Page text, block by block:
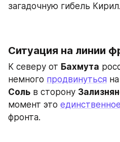
загадочную гибель
Ситуация на линии
К северу от Бахмута
немного продвинуться
Соль в сторону
момент это единственное
фронта.